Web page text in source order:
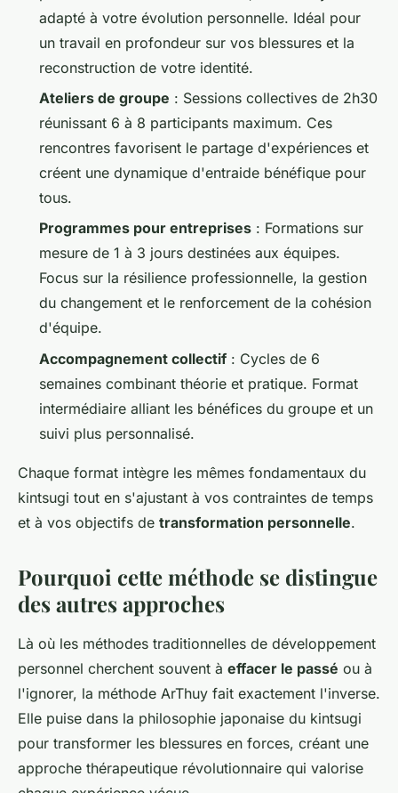
adapté à votre évolution personnelle. Idéal pour
un travail en profondeur sur vos blessures et la
reconstruction de votre identité.
Ateliers de groupe : Sessions collectives de 2h30
réunissant 6 à 8 participants maximum. Ces
rencontres favorisent le partage d'expériences et
créent une dynamique d'entraide bénéfique pour
tous.
Programmes pour entreprises : Formations sur
mesure de 1 à 3 jours destinées aux équipes.
Focus sur la résilience professionnelle, la gestion
du changement et le renforcement de la cohésion
d'équipe.
Accompagnement collectif : Cycles de 6
semaines combinant théorie et pratique. Format
intermédiaire alliant les bénéfices du groupe et un
suivi plus personnalisé.
Chaque format intègre les mêmes fondamentaux du
kintsugi tout en s'ajustant à vos contraintes de temps
et à vos objectifs de transformation personnelle.
Pourquoi cette méthode se distingue
des autres approches
Là où les méthodes traditionnelles de développement
personnel cherchent souvent à effacer le passé ou à
l'ignorer, la méthode ArThuy fait exactement l'inverse.
Elle puise dans la philosophie japonaise du kintsugi
pour transformer les blessures en forces, créant une
approche thérapeutique révolutionnaire qui valorise